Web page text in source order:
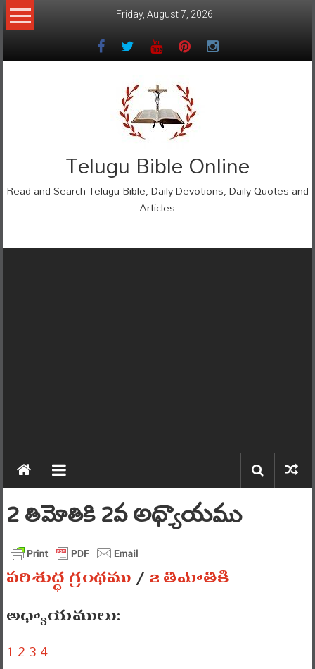
Skip
to
Friday, August 7, 2026
Telugu Bible Online
Read and Search Telugu Bible, Daily Devotions, Daily Quotes and
Articles
2 తిమోతికి 2వ అధ్యాయము
పరిశుద్ధ గ్రంథము/2 తిమోతికి
అధ్యాయములు:
1 234